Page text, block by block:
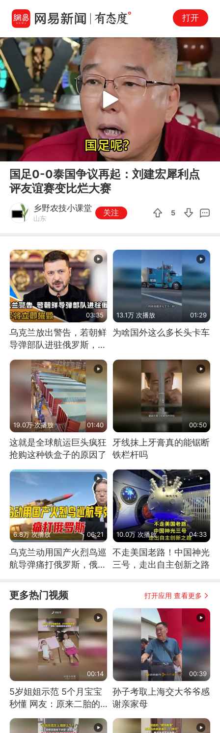
打开
00:00 04:49
Play
国足0-0泰国争议再起：刘建宏犀利点
评友谊赛变比烂大赛
乡野农技小课堂
山东
关注 5
03:35
乌克兰放出警告，若朝鲜
导弹部队进驻俄罗斯，乌
军将立即摧毁
13.1万 次播放 01:29
为啥国外这么多长头卡车
19.0万 次播放 01:40
这就是全球航运巨头疯狂
抢购这种铁盒子的原因了
00:50
牙线抹上牙膏真的能锯断
铁栏杆吗
6.8万 次播放 06:21
乌克兰动用国产火烈鸟巡
航导弹痛打俄罗斯，俄军
10.0万 次播放 04:33
不走美国老路！中国神光
三号，走出自主创新之路
更多热门视频 打开应用 查看更多
00:14
5岁姐姐示范 5个月宝宝
秒懂 网友：原来二胎的
快乐长这样
00:39
孙子考取上海交大爷爷感
谢亲家母